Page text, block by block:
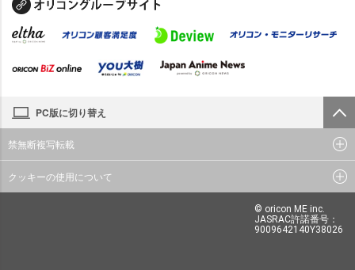
PC版に切り替え
禁無断複写転載
クッキーの使用について
© oricon ME inc.
JASRAC許諾番号：
9009642140Y38026